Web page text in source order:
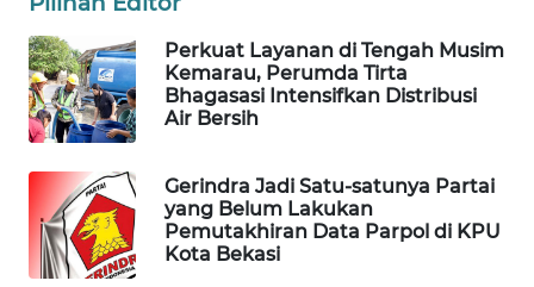
Perkuat Layanan di Tengah Musim
Kemarau, Perumda Tirta
Bhagasasi Intensifkan Distribusi
Air Bersih
Gerindra Jadi Satu-satunya Partai
yang Belum Lakukan
Pemutakhiran Data Parpol di KPU
Kota Bekasi
PORTAL
KONSUMEN
FORWAMKI
ALPERKLINAS
FORJASIDA